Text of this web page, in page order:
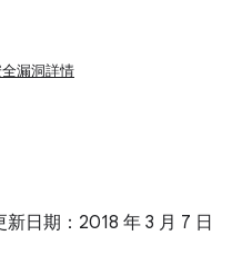
漏洞詳情
日期：2018 年 3 月 7 日